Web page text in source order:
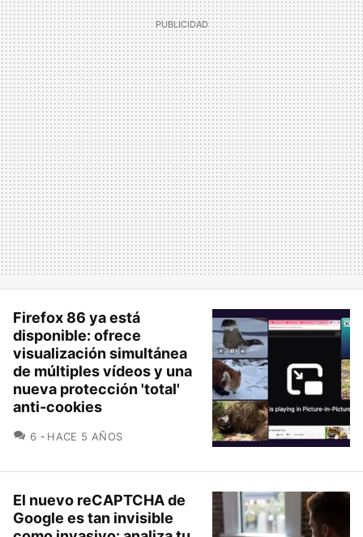
Firefox 86 ya está
disponible: ofrece
visualización simultánea
de múltiples vídeos y una
nueva protección 'total'
anti-cookies
6 COMENTARIOS
HACE 5 AÑOS
El nuevo reCAPTCHA de
Google es tan invisible